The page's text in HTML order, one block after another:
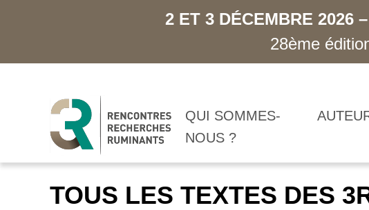
2 ET 3 DÉCEMBRE 2026
28ème
QUI SOMMES-
NOUS ?
TOUS LES TEXTES DES